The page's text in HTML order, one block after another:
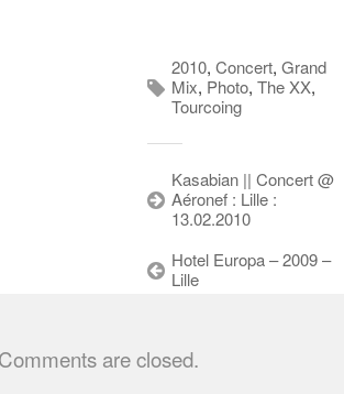
2010, Concert, Grand
Mix, Photo, The XX,
Tourcoing
Kasabian || Concert @
Aéronef : Lille :
13.02.2010
Hotel Europa – 2009 –
Lille
Comments are closed.